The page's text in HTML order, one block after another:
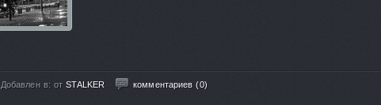
Добавлен в:отSTALKER комментариев (0)